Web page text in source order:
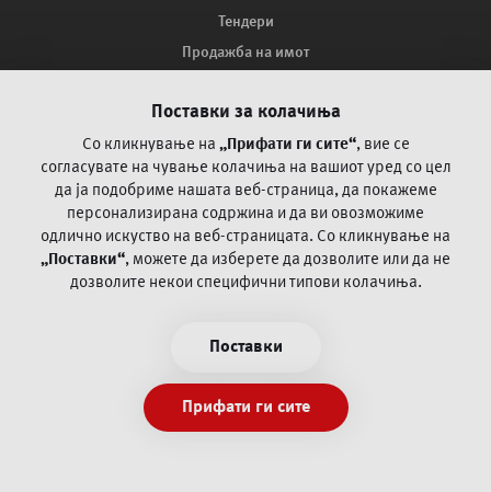
Тендери
Продажба на имот
Како ве заштитува ПроКредит Банка?
Поплака за оспорување на платежни трансакции со
картичка
Често поставувани прашања
Пофалби и поплаки
услуги и платни системи
Политика за приватност
Поставки за колачиња
Со кликнување на „Прифати ги сите“, вие се
согласувате на чување колачиња на вашиот уред со цел
да ја подобриме нашата веб-страница, да покажеме
персонализирана содржина и да ви овозможиме
одлично искуство на веб-страницата. Со кликнување на
„Поставки“, можете да изберете да дозволите или да не
дозволите некои специфични типови колачиња.
Поставки
Прифати ги сите